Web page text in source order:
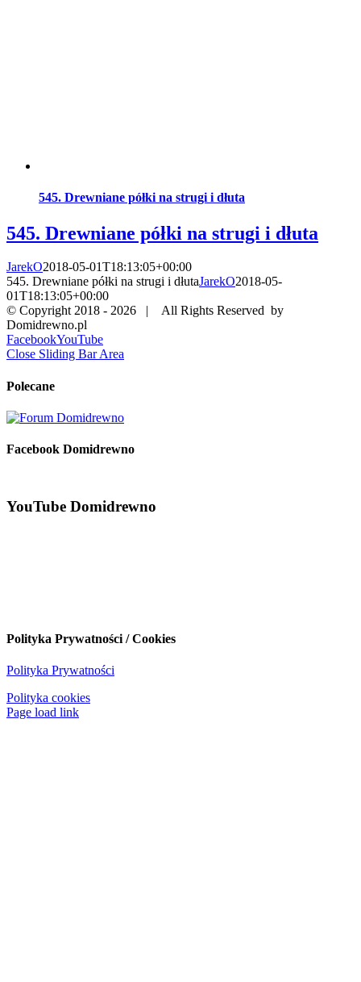
545. Drewniane półki na strugi i dłuta
545. Drewniane półki na strugi i dłuta
JarekO2018-05-01T18:13:05+00:00
545. Drewniane półki na strugi i dłutaJarekO2018-05-
01T18:13:05+00:00
© Copyright 2018 - 2026 | All Rights Reserved by
Domidrewno.pl
FacebookYouTube
Close Sliding Bar Area
Polecane
Facebook Domidrewno
YouTube Domidrewno
Polityka Prywatności / Cookies
Polityka Prywatności
Polityka cookies
Page load link